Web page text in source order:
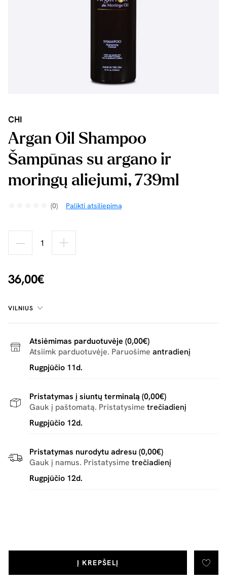
CHI
Argan Oil Shampoo
Šampūnas su argano ir
moringų aliejumi, 739ml
(0) Palikti atsiliepimą
36,00€
Į KREPŠELĮ
VILNIUS
Atsiėmimas parduotuvėje (0,00€)
Atsiimk parduotuvėje. Paruošime antradienį
Rugpjūčio 11d.
Pristatymas į siuntų terminalą (0,00€)
Gauk į paštomatą. Pristatysime trečiadienį
Rugpjūčio 12d.
Pristatymas nurodytu adresu (0,00€)
Gauk į namus. Pristatysime trečiadienį
Rugpjūčio 12d.